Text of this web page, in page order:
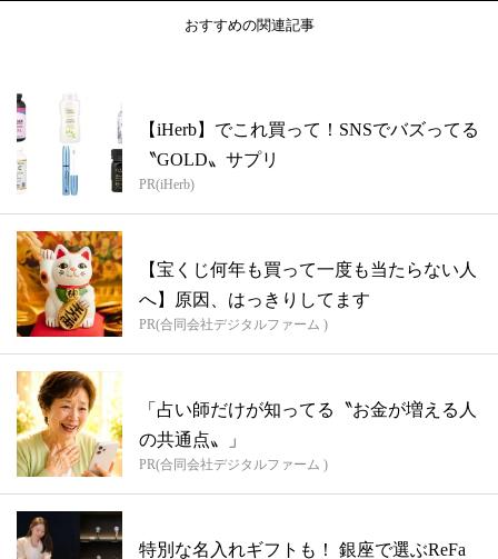
おすすめの関連記事
【iHerb】でこれ買って！SNSでバズってる
〝GOLD〟サプリ
PR(iHerb)
【宝くじ何年も買って一度も当たらない人
へ】原因、はっきりしてます
PR(合同会社デジタルファーム )
「占い師だけが知ってる〝お金が増える人
の共通点〟」
PR(合同会社デジタルファーム )
特別な名入れギフトも！ 銀座で選ぶReFa